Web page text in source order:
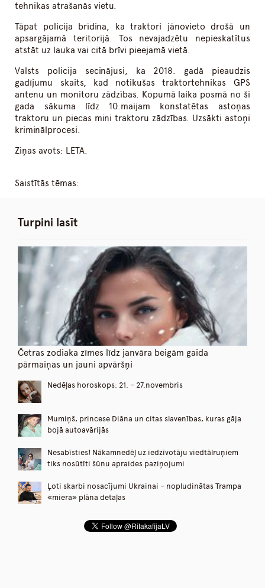
tehnikas atrašanās vietu.
Tāpat policija brīdina, ka traktori jānovieto drošā un
apsargājamā teritorijā. Tos nevajadzētu nepieskatītus
atstāt uz lauka vai citā brīvi pieejamā vietā.
Valsts policija secinājusi, ka 2018. gadā pieaudzis
gadījumu skaits, kad notikušas traktortehnikas GPS
antenu un monitoru zādzības. Kopumā laika posmā no šī
gada sākuma līdz 10.maijam konstatētas astoņas
traktoru un piecas mini traktoru zādzības. Uzsākti astoņi
kriminālprocesi.
Ziņas avots: LETA.
Saistītās tēmas:
Turpini lasīt
Četras zodiaka zīmes līdz janvāra beigām gaida
pārmaiņas un jauni apvāršņi
Nedēļas horoskops: 21. – 27.novembris
Mumiņš, princese Diāna un citas slavenības, kuras gāja
bojā autoavārijās
Nesabīsties! Nākamnedēļ uz iedzīvotāju viedtālruņiem
tiks nosūtīti šūnu apraides paziņojumi
Ļoti skarbi nosacījumi Ukrainai – nopludinātas Trampa
«miera» plāna detaļas